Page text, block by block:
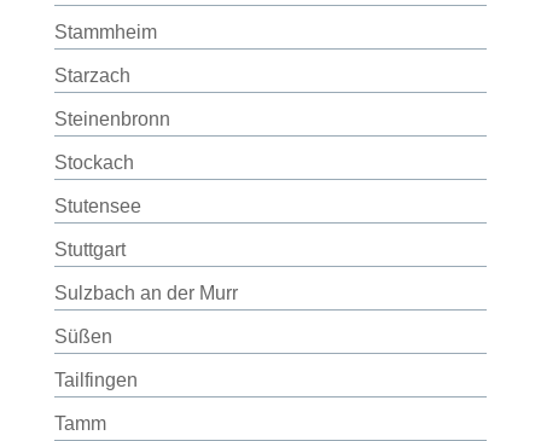
Stammheim
Starzach
Steinenbronn
Stockach
Stutensee
Stuttgart
Sulzbach an der Murr
Süßen
Tailfingen
Tamm